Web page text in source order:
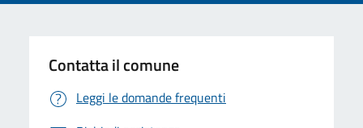
Contatta il comune
Leggi le domande frequenti